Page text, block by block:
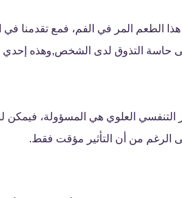
الطعم المر في الفم، فمع تقدمنا ​​في
حاسة التذوق لدى الشخص,وهذه إحدي
العلوي هي المسؤولة، فيمكن
الرغم من أن التأثير مؤقت فقط.